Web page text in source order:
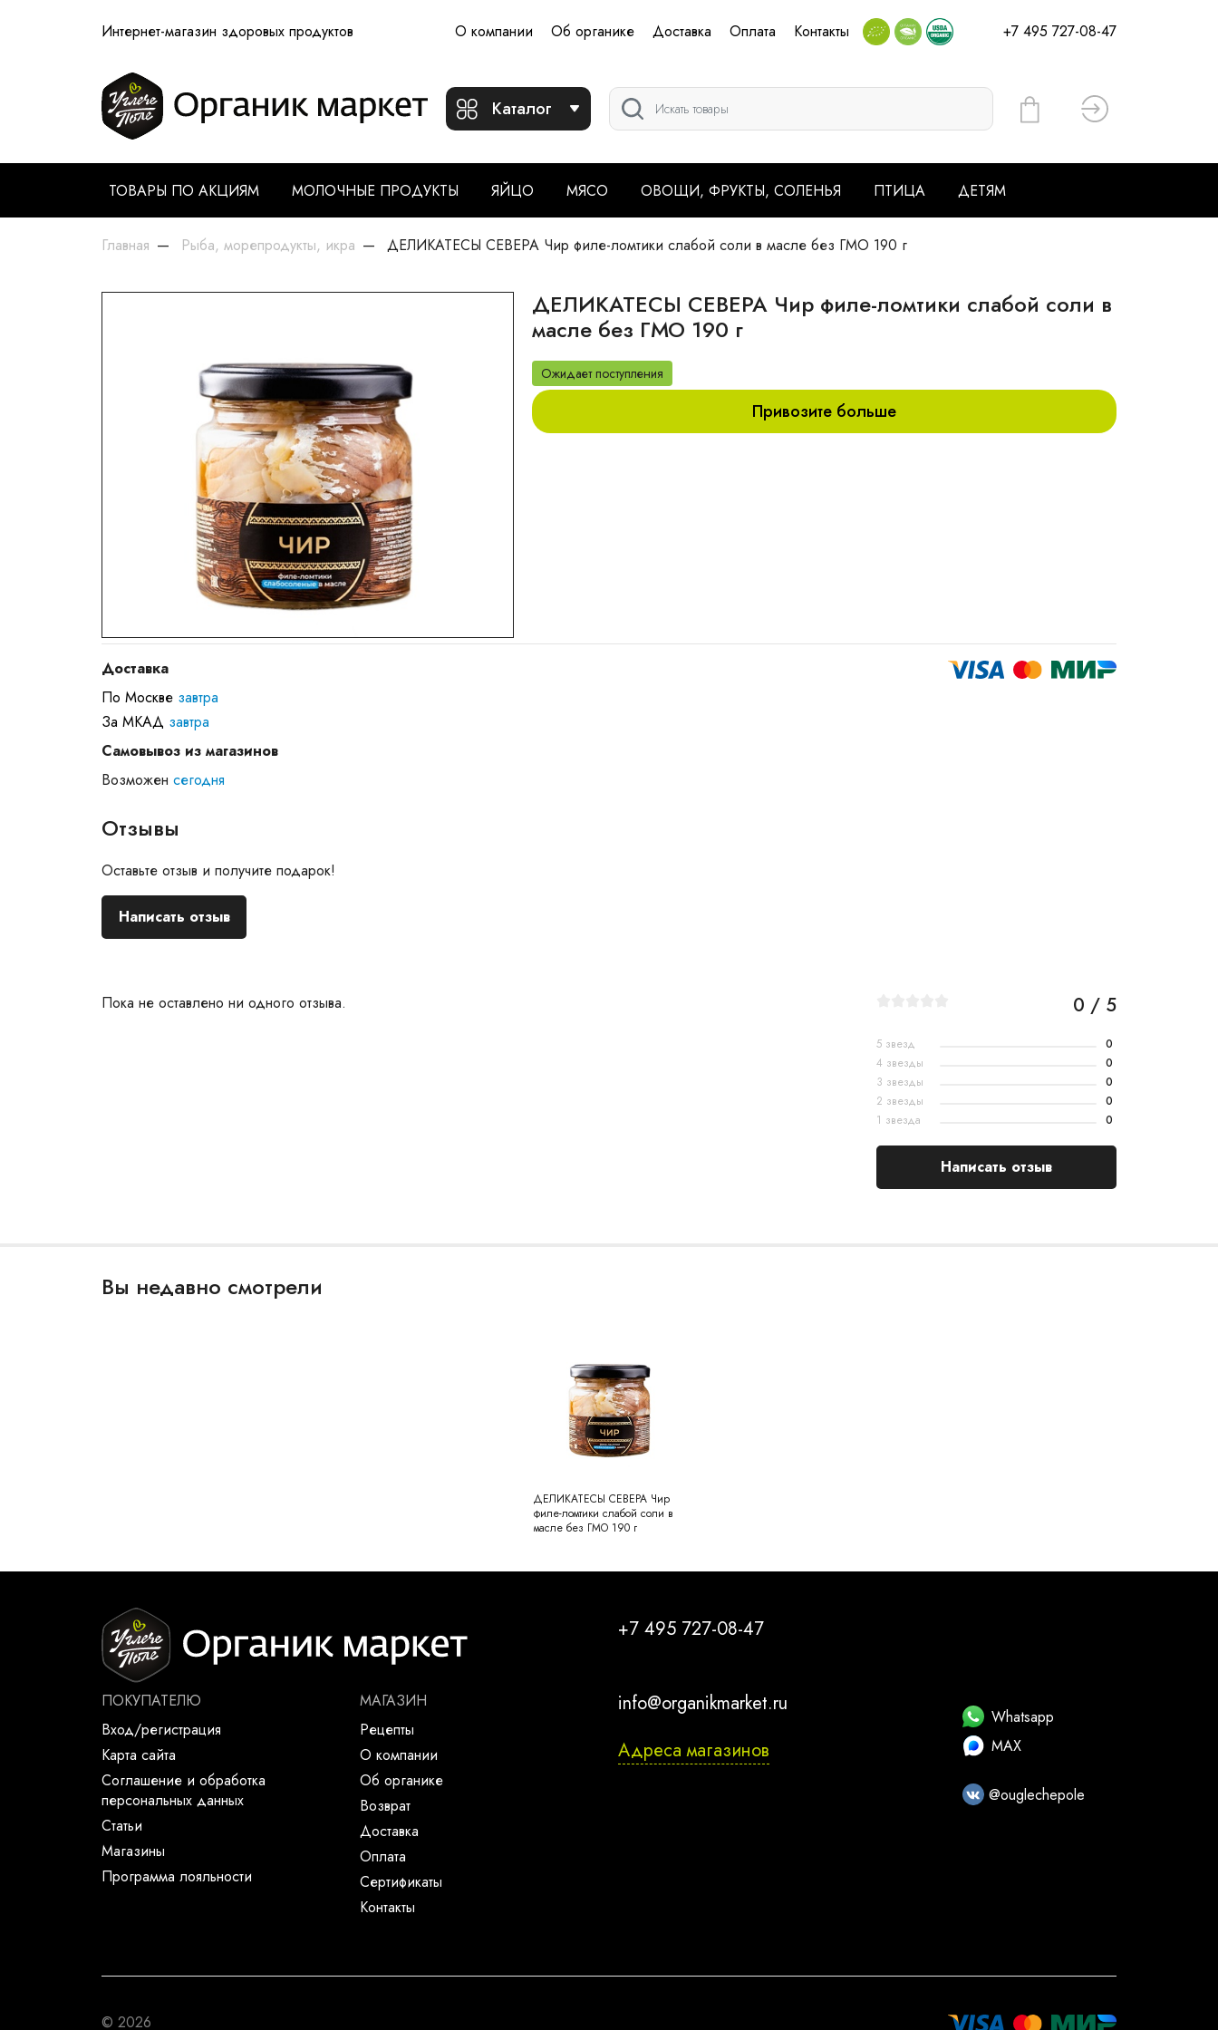
Интернет-магазин здоровых продуктов О компании Об органике Доставка Оплата Контакты +7 495 727-08-47
Каталог Вход
ТОВАРЫ ПО АКЦИЯМ МОЛОЧНЫЕ ПРОДУКТЫ ЯЙЦО МЯСО ОВОЩИ, ФРУКТЫ, СОЛЕНЬЯ ПТИЦА ДЕТЯМ
Главная Рыба, морепродукты, икра ДЕЛИКАТЕСЫ СЕВЕРА Чир филе-ломтики слабой соли в масле без ГМО 190 г
ДЕЛИКАТЕСЫ СЕВЕРА Чир филе-ломтики слабой соли в
масле без ГМО 190 г
Ожидает поступления
Привозите больше
Доставка
По Москве завтра
За МКАД завтра
Самовывоз из магазинов
Возможен сегодня
Отзывы
Оставьте отзыв и получите подарок!
Написать отзыв
Пока не оставлено ни одного отзыва. 0 / 5
5 звезд
0
4 звезды
0
3 звезды
0
2 звезды
0
1 звезда
0
Написать отзыв
Вы недавно смотрели
ДЕЛИКАТЕСЫ СЕВЕРА Чир
филе-ломтики слабой соли в
масле без ГМО 190 г
ПОКУПАТЕЛЮ
Вход/регистрация
Карта сайта
Соглашение и обработка
персональных данных
Статьи
Магазины
Программа лояльности
МАГАЗИН
Рецепты
О компании
Об органике
Возврат
Доставка
Оплата
Сертификаты
Контакты
+7 495 727-08-47
info@organikmarket.ru
Адреса магазинов
Whatsapp
MAX
@ouglechepole
© 2026